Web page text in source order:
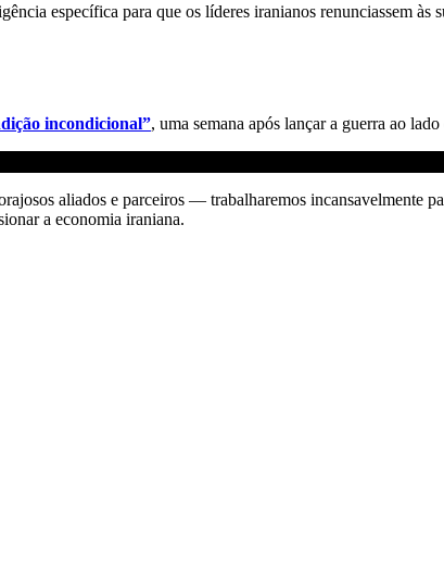
específica para que os líderes iranianos renunciassem às
incondicional”, uma semana após lançar a guerra ao
aliados e parceiros — trabalharemos incansavelmente
a economia iraniana.